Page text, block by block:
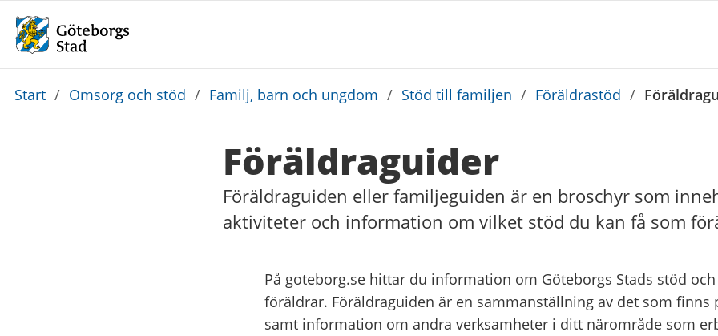
Du
Start / Omsorg och stöd / Familj, barn och ungdom / Stöd till familjen / Föräldrastöd /
Föräldraguider
Föräldraguiden eller familjeguiden är en broschyr som
aktiviteter och information om vilket stöd du kan få som
På goteborg.se hittar du information om Göteborgs Stads stöd
föräldrar. Föräldraguiden är en sammanställning av det som finns
samt information om andra verksamheter i ditt närområde som